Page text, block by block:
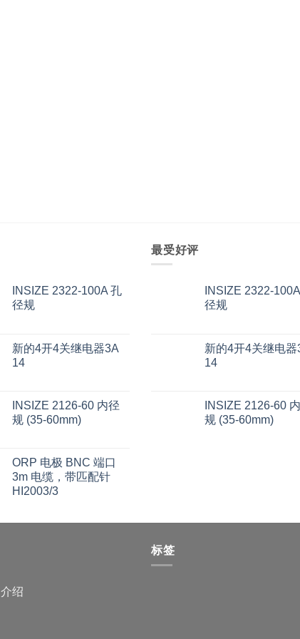
INSIZE 2322-100A 孔
径规
新的4开4关继电器3A
14
INSIZE 2126-60 内径
规 (35-60mm)
ORP 电极 BNC 端口
3m 电缆，带匹配针
HI2003/3
最受好评
INSIZE 2322-
径规
新的4开4关继电器
14
INSIZE 2126-60
规 (35-60mm)
介绍
标签